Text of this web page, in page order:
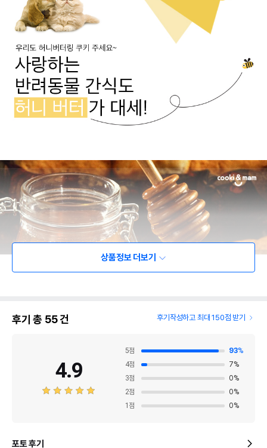
상품정보 더보기
후기 총 55건 후기작성하고 최대 150점 받기
4.9
5점 93%
4점 7%
3점 0%
2점 0%
1 점 0%
포토 후기